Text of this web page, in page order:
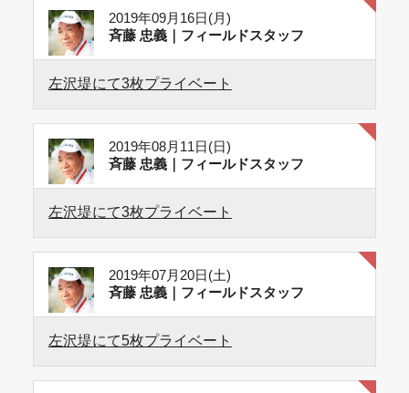
2019年09月16日(月)
斉藤 忠義｜フィールドスタッフ
左沢堤にて3枚プライベート
2019年08月11日(日)
斉藤 忠義｜フィールドスタッフ
左沢堤にて3枚プライベート
2019年07月20日(土)
斉藤 忠義｜フィールドスタッフ
左沢堤にて5枚プライベート